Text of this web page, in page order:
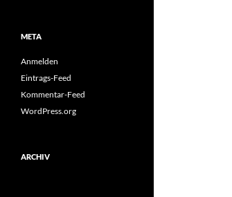
META
Anmelden
Eintrags-Feed
Kommentar-Feed
WordPress.org
ARCHIV